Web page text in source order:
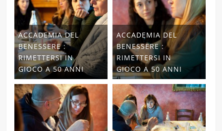
ACCADEMIA DEL
BENESSERE :
RIMETTERSI IN
GIOCO A 50 ANNI
ACCADEMIA DEL
BENESSERE :
RIMETTERSI IN
GIOCO A 50 ANNI